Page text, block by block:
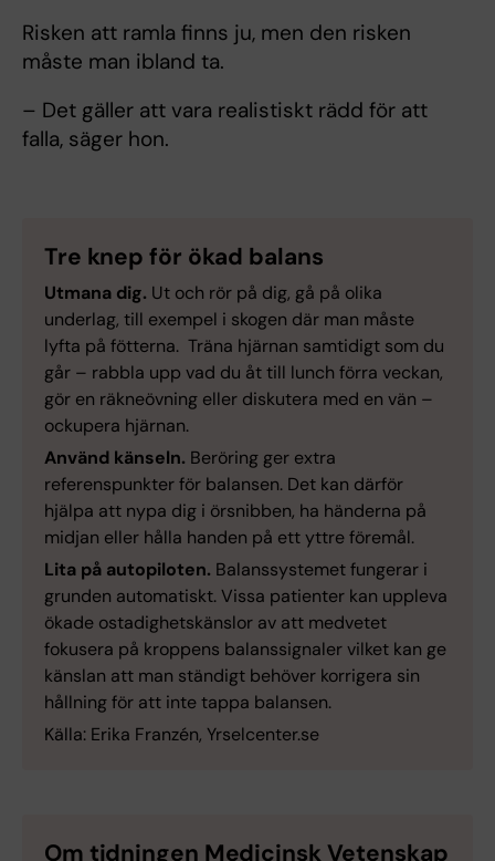
Risken att ramla finns ju, men den risken
måste man ibland ta.
– Det gäller att vara realistiskt rädd för att
falla, säger hon.
Tre knep för ökad balans
Utmana dig. Ut och rör på dig, gå på olika
underlag, till exempel i skogen där man måste
lyfta på fötterna. Träna hjärnan samtidigt som du
går – rabbla upp vad du åt till lunch förra veckan,
gör en räkneövning eller diskutera med en vän –
ockupera hjärnan.
Använd känseln. Beröring ger extra
referenspunkter för balansen. Det kan därför
hjälpa att nypa dig i örsnibben, ha händerna på
midjan eller hålla handen på ett yttre föremål.
Lita på autopiloten. Balanssystemet fungerar i
grunden automatiskt. Vissa patienter kan uppleva
ökade ostadighetskänslor av att medvetet
fokusera på kroppens balanssignaler vilket kan ge
känslan att man ständigt behöver korrigera sin
hållning för att inte tappa balansen.
Källa: Erika Franzén, Yrselcenter.se
Om tidningen Medicinsk Vetenskap